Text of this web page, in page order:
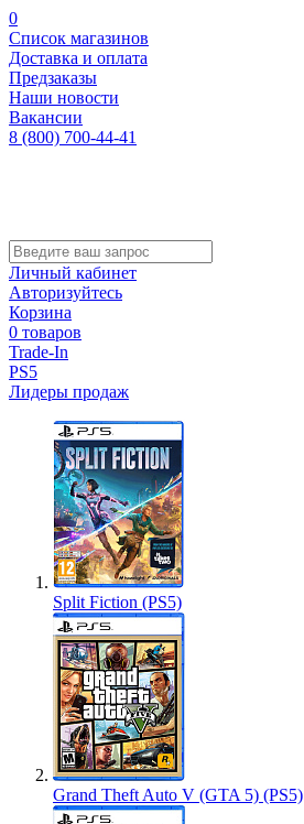
0
Список магазинов
Доставка и оплата
Предзаказы
Наши новости
Вакансии
8 (800) 700-44-41
Личный кабинет
Авторизуйтесь
Корзина
0 товаров
Trade-In
PS5
Лидеры продаж
Split Fiction (PS5)
Grand Theft Auto V (GTA 5) (PS5)